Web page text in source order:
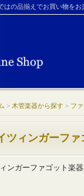
の品揃えでお買い物を
> 木管楽器から探す > フ
ツィンガーファ
ンガーファゴット楽